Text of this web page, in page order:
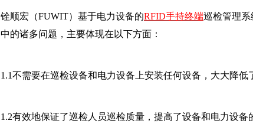
铨顺宏（FUWIT）基于电力设备的RFID手持终端巡检管理
中的诸多问题，主要体现在以下方面：
1.1不需要在巡检设备和电力设备上安装任何设备，大大降低
1.2有效地保证了巡检人员巡检质量，提高了设备和电力设备